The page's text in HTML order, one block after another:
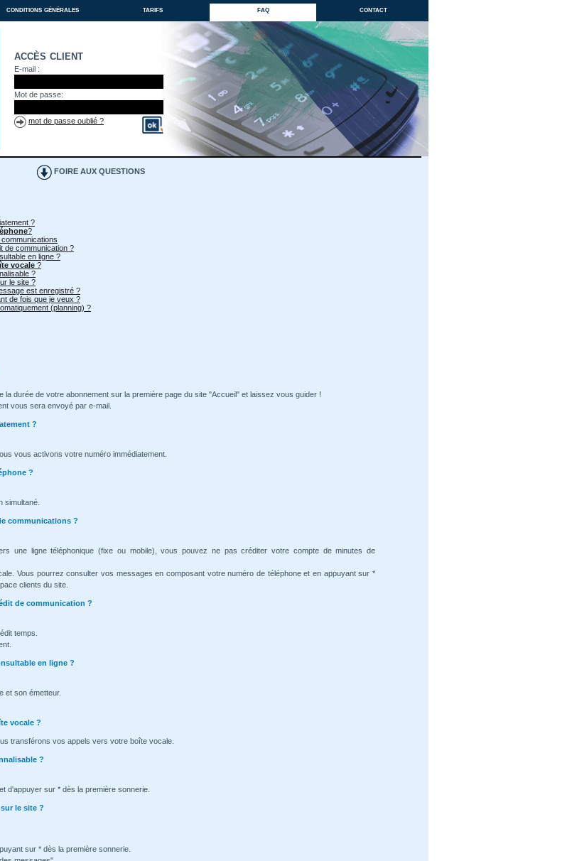
conditions générales tarifs faq contact
accès client
E-mail :
Mot de passe:
mot de passe oublié ?
FOIRE AUX QUESTIONS
?
?
de communication ?
en ligne ?
vocale ?
?
le site ?
est enregistré ?
de fois que je veux ?
(planning) ?
la durée de votre abonnement sur la première page du site "Accueil" et laissez vous guider !
vous sera envoyé par e-mail.
?
vous activons votre numéro immédiatement.
?
simultané.
communications ?
une ligne téléphonique (fixe ou mobile), vous pouvez ne pas créditer votre compte de minutes de
Vous pourrez consulter vos messages en composant votre numéro de téléphone et en appuyant sur *
clients du site.
de communication ?
temps.
en ligne ?
et son émetteur.
vocale ?
transférons vos appels vers votre boîte vocale.
?
d'appuyer sur * dès la première sonnerie.
le site ?
sur * dès la première sonnerie.